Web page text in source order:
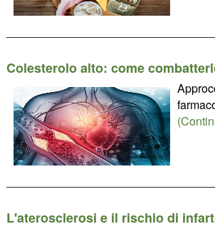
Colesterolo alto: come
L'aterosclerosi e il rischio di